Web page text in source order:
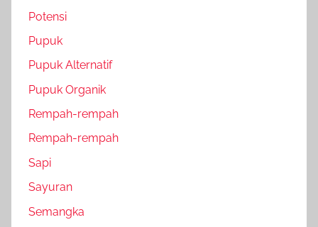
Potensi
Pupuk
Pupuk Alternatif
Pupuk Organik
Rempah-rempah
Rempah-rempah
Sapi
Sayuran
Semangka